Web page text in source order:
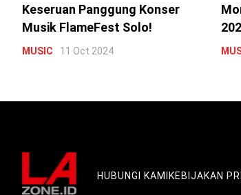
Keseruan Panggung Konser
Musik FlameFest Solo!
MUSIC 11 Oct 2024
HUBUNGI KAMIKEBIJAKAN